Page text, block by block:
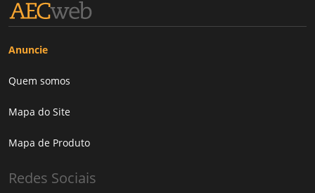
Anuncie
Quem somos
Mapa do Site
Mapa de Produto
Redes Sociais